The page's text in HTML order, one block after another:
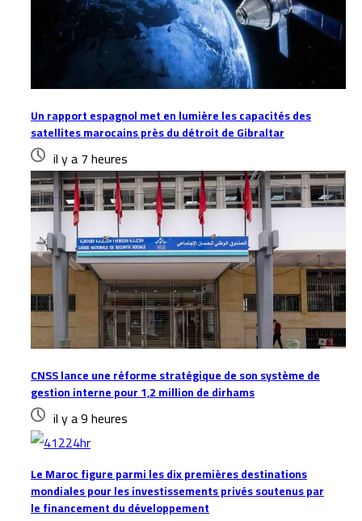
Un rapport espagnol met en lumière les capacités des
satellites marocains près du détroit de Gibraltar
il y a 7 heures
CNSS lance une réforme stratégique de son système de
gestion interne pour 1,2 million de dirhams
il y a 9 heures
Le Maroc figure parmi les dix premières destinations
mondiales pour les investissements privés soutenus par
le financement du développement